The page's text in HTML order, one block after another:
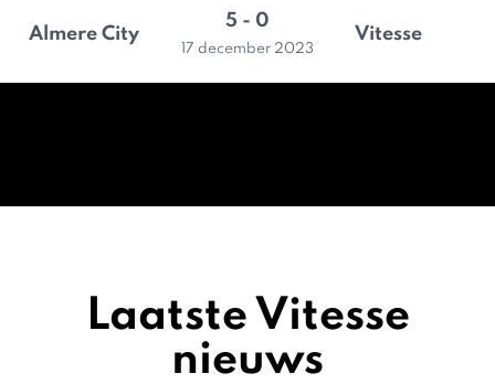
Almere City
5 - 0
17 december 2023
Vitesse
Laatste Vitesse
nieuws